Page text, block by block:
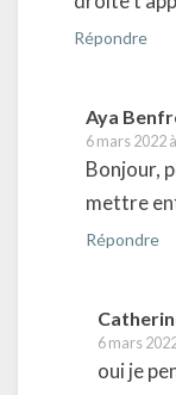
Répondre
Aya
6 mars 2022
Bonjour,
mettre
Répondre
6 mars
oui je